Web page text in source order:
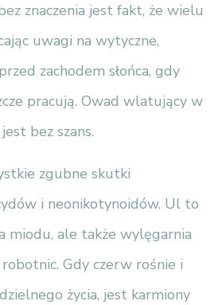
znaczenia jest fakt, że wielu
uwagi na wytyczne,
zachodem słońca, gdy
pracują. Owad wlatujący w
bez szans.
zgubne skutki
i neonikotynoidów. Ul to
miodu, ale także wylęgarnia
Gdy czerw rośnie i
życia, jest karmiony